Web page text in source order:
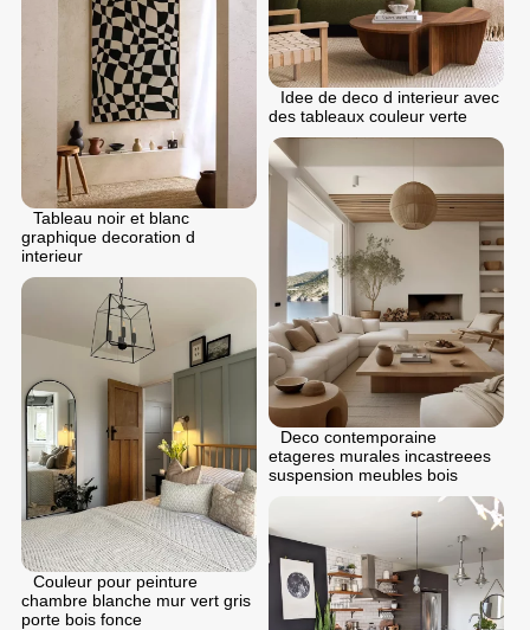
Idee de deco d interieur avec
des tableaux couleur verte
Tableau noir et blanc
graphique decoration d
interieur
Deco contemporaine
etageres murales incastreees
suspension meubles bois
Couleur pour peinture
chambre blanche mur vert gris
porte bois fonce